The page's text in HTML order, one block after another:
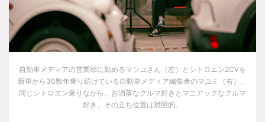
自動車メディアの営業部に勤めるマシコさん（左）とシトロエン2CVを
新車から 30数年乗り続けている自動車メディア編集者のマユミ（右）。
同じシトロエン乗りながら、お洒落なクルマ好きとマニアックなクルマ
好き、その立ち位置は対照的。